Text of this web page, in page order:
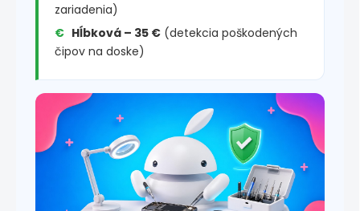
zariadenia)
Hĺbková – 35 € (detekcia poškodených
čipov na doske)